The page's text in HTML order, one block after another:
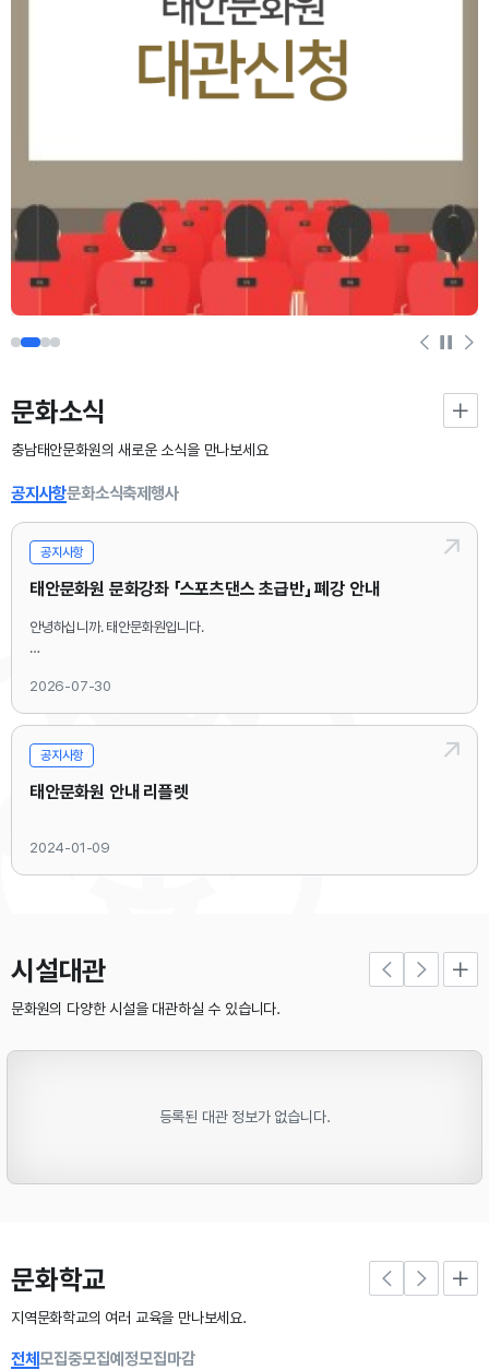
문화소식
충남태안문화원의 새로운 소식을 만나보세요
공지사항문화소식축제행사
공지사항
태안문화원 문화강좌 「스포츠댄스 초급반」 폐강 안내
안녕하십니까. 태안문화원입니다.
태안문화원 【지역문화학교】에 관심을 갖고 참여해 주시는 수강생 여러분께 감사드
립니다.
댄스 강좌』는 초급반과 중급반 두 개반으로 운영되었습니다. 문화학교는 과목별 정
원 20명 기준 80% 이상(16명 이상) 접수 시 개강을 원칙​으로 운영하고 있으며, 건
어 초급반의 정상적인 운영이 어려운 상황이 되었습니다.
또한, 현재 수강 인원으로는 강사료 지급 등 강좌를 지속 운영하기 어려운 점도 함께
됨을 공지합니다.
2026-07-30
공지사항
태안문화원 안내 리플렛
2024-01-09
시설대관
문화원의 다양한 시설을 대관하실 수 있습니다.
등록된 대관 정보가 없습니다.
문화학교
지역문화학교의 여러 교육을 만나보세요.
전체모집중모집예정모집마감